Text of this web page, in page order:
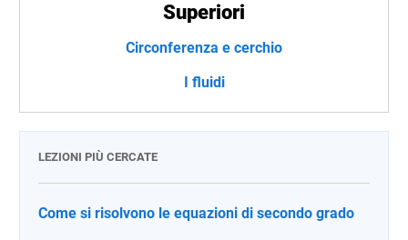
Superiori
Circonferenza e cerchio
I fluidi
LEZIONI PIÙ CERCATE
Come si risolvono le equazioni di secondo grado